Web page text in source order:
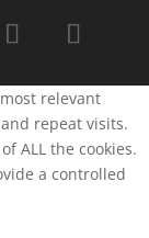
relevant
repeat visits.
ALL the cookies.
a controlled